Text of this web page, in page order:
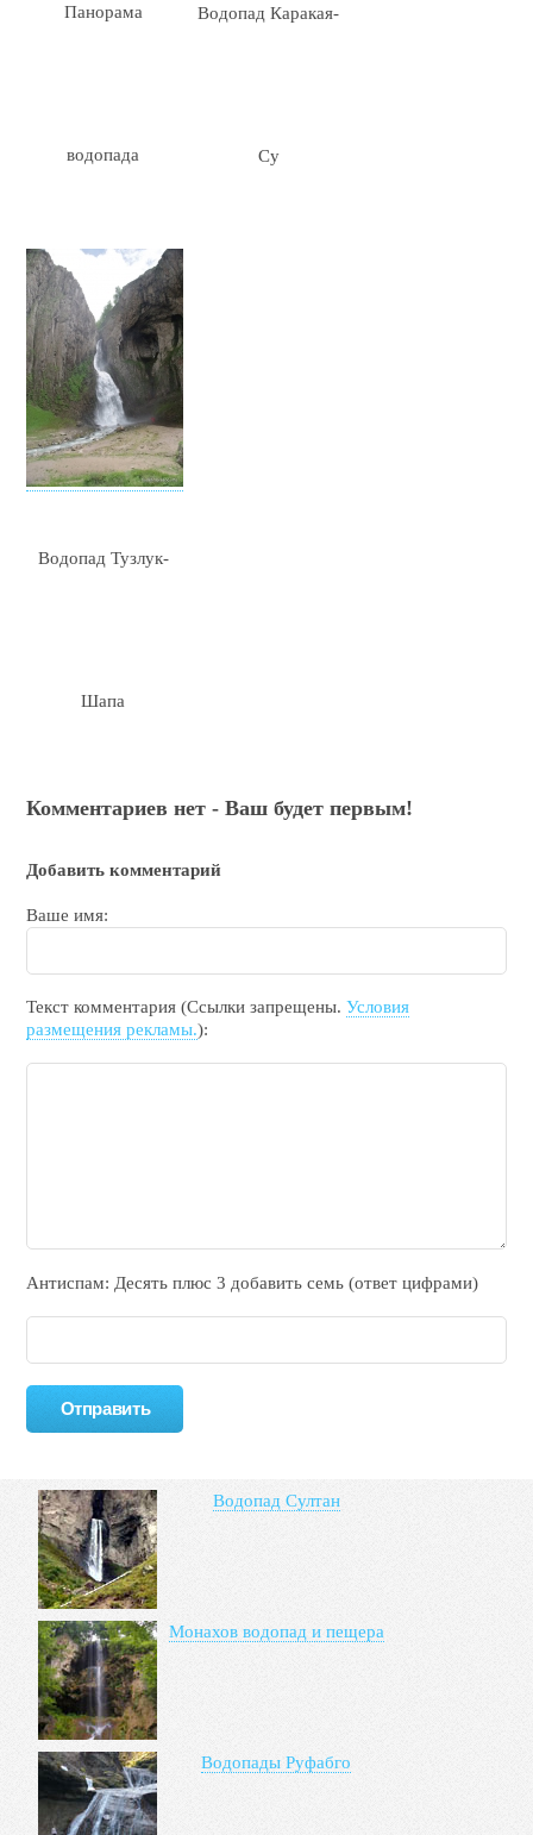
Панорама
водопада
Водопад Каракая-
Су
Водопад Тузлук-
Шапа
Комментариев нет - Ваш будет первым!
Добавить комментарий
Ваше имя:
Текст комментария (Ссылки запрещены.Условия
размещения рекламы.):
Антиспам: Дecять плюc 3 добавить ceмь (ответ цифрами)
Водопад Султан
Монахов водопад и пещера
Водопады Руфабго